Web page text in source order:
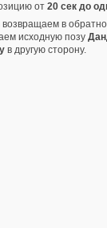
от 20 сек до
в
исходную позу
в другую сторону.